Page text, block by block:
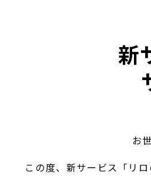
新
お
この度、新サービス「リ